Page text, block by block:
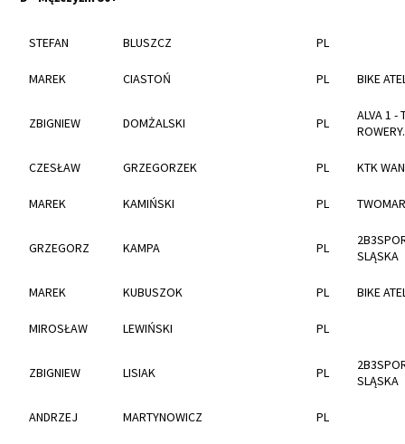
STEFAN BLUSZCZ PL
MAREK CIASTOŃ PL BIKE
ZBIGNIEW DOMŻALSKI PL
ALVA 1 -
CZESŁAW GRZEGORZEK PL KTK
MAREK KAMIŃSKI PL
GRZEGORZ KAMPA PL
SLĄSKA
MAREK KUBUSZOK PL BIKE
MIROSŁAW LEWIŃSKI PL
ZBIGNIEW LISIAK PL
SLĄSKA
ANDRZEJ MARTYNOWICZ PL